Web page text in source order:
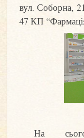
вул. Соборна,
47 КП
На